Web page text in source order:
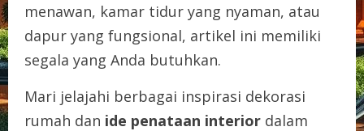
menawan, kamar tidur yang nyaman, atau
dapur yang fungsional, artikel ini memiliki
segala yang Anda butuhkan.
Mari jelajahi berbagai inspirasi dekorasi
rumah dan ide penataan interior dalam